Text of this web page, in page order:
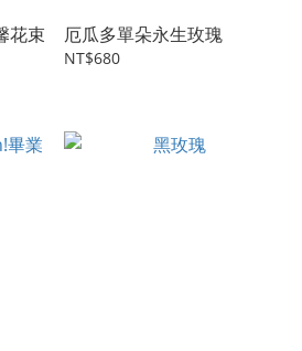
花束 厄瓜多單朵永生玫瑰
NT$680